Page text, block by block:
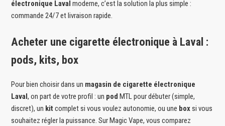
électronique Laval moderne, c’est la solution la plus simple :
commande 24/7 et livraison rapide.
Acheter une cigarette électronique à Laval :
pods, kits, box
Pour bien choisir dans un magasin de cigarette électronique
Laval, on part de votre profil : un pod MTL pour débuter (simple,
discret), un kit complet si vous voulez autonomie, ou une boxsi vous
souhaitez régler la puissance. Sur Magic Vape, vous comparez